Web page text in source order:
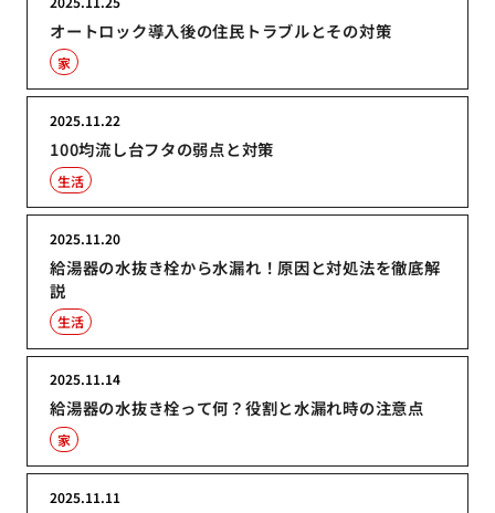
オートロック導入後の住民トラブルとその対策
家
100均流し台フタの弱点と対策
2025.11.22
生活
給湯器の水抜き栓から水漏れ！原因と対処法を徹底解
説
2025.11.20
生活
給湯器の水抜き栓って何？役割と水漏れ時の注意点
2025.11.14
家
2025.11.11